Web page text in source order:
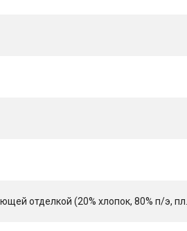
отделкой (20% хлопок, 80% п/э,